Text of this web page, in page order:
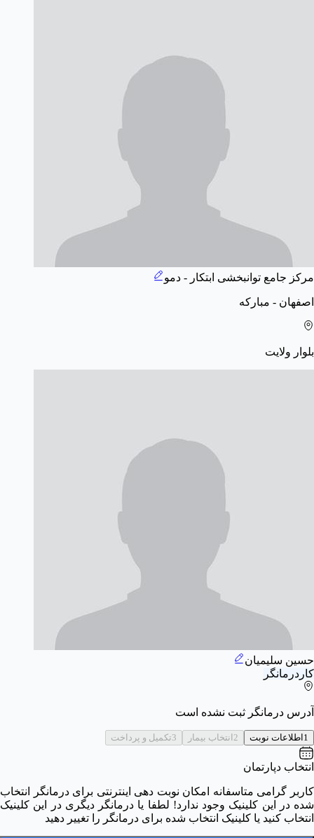
مرکز جامع توانبخشی ابتکار - دمو
اصفهان - مبارکه
بلوار ولایت
حسین سلیمیان
کاردرمانگر
آدرس درمانگر ثبت نشده است
1اطلاعات نوبت 2انتخاب بیمار 3تکمیل و پرداخت
انتخاب دپارتمان
کاربر گرامی متاسفانه امکان نوبت دهی اینترنتی برای درمانگر انتخاب
شده در این کلینیک وجود ندارد! لطفا یا درمانگر دیگری در این کلینیک
انتخاب کنید یا کلینیک انتخاب شده برای درمانگر را تغییر دهید